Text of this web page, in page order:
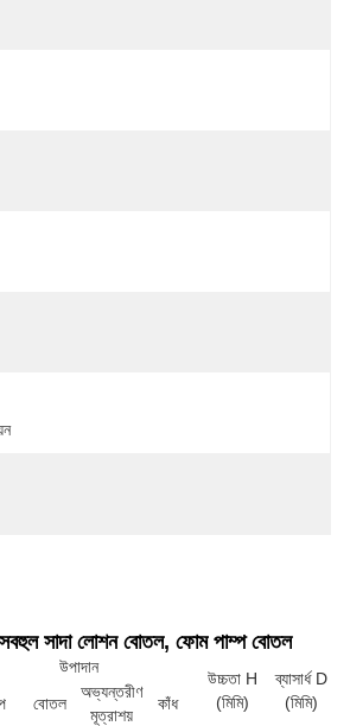
সাদা লোশন বোতল, ফোম পাম্প বোতল
উপাদান
উচ্চতা H
(মিমি)
ব্যাসার্ধ D
(মিমি)
বোতল
অভ্যন্তরীণ
মূত্রাশয়
কাঁধ